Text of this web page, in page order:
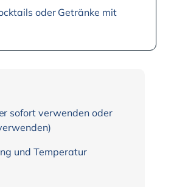
oder Getränke mit
sofort verwenden oder
und Temperatur